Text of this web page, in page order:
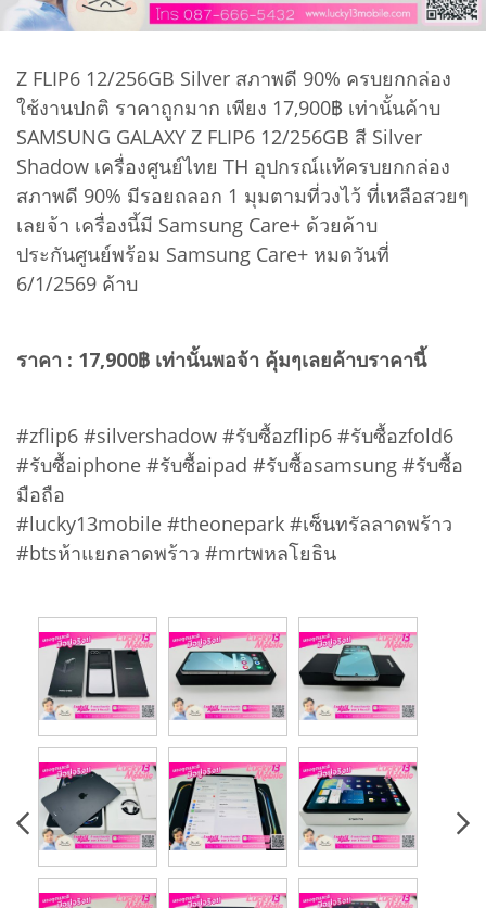
Z FLIP6 12/256GB Silver สภาพดี 90% ครบยกกล่อง
ใช้งานปกติ ราคาถูกมาก เพียง 17,900฿ เท่านั้นค้าบ
SAMSUNG GALAXY Z FLIP6 12/256GB สี Silver
Shadow เครื่องศูนย์ไทย TH อุปกรณ์แท้ครบยกกล่อง
สภาพดี 90% มีรอยถลอก 1 มุมตามที่วงไว้ ที่เหลือสวยๆ
เลยจ้า เครื่องนี้มี Samsung Care+ ด้วยค้าบ
ประกันศูนย์พร้อม Samsung Care+ หมดวันที่
6/1/2569 ค้าบ
ราคา : 17,900฿ เท่านั้นพอจ้า คุ้มๆเลยค้าบราคานี้
#zflip6 #silvershadow #รับซื้อzflip6 #รับซื้อzfold6
#รับซื้อiphone #รับซื้อipad #รับซื้อsamsung #รับซื้อ
มือถือ
#lucky13mobile #theonepark #เซ็นทรัลลาดพร้าว
#btsห้าแยกลาดพร้าว #mrtพหลโยธิน